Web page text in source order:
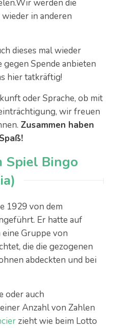
werden die
in anderen
dieses mal wieder
gegen Spende anbieten
hier tatkräftig!
oder Sprache, ob mit
wir freuen
Zusammen haben
Spiel Bingo
1929 von dem
Er hatte auf
Gruppe von
die die gezogenen
abdeckten und bei
oder auch
Anzahl von Zahlen
zieht wie beim Lotto